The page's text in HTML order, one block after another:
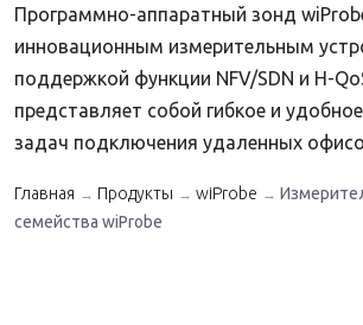
Программно-аппаратный зонд
инновационным измерительным
поддержкой функции NFV/SDN и H-
представляет собой гибкое и
задач подключения удаленных
Главная → Продукты → wiProbe →
семейства wiProbe